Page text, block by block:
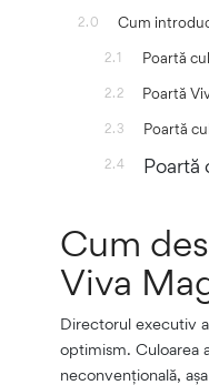
2.0 Cum
2.1 Poartă
2.2 Poartă
2.3 Poartă
2.4 Poartă
Cum
Viva
Directorul executiv
optimism. Culoarea
neconvențională,